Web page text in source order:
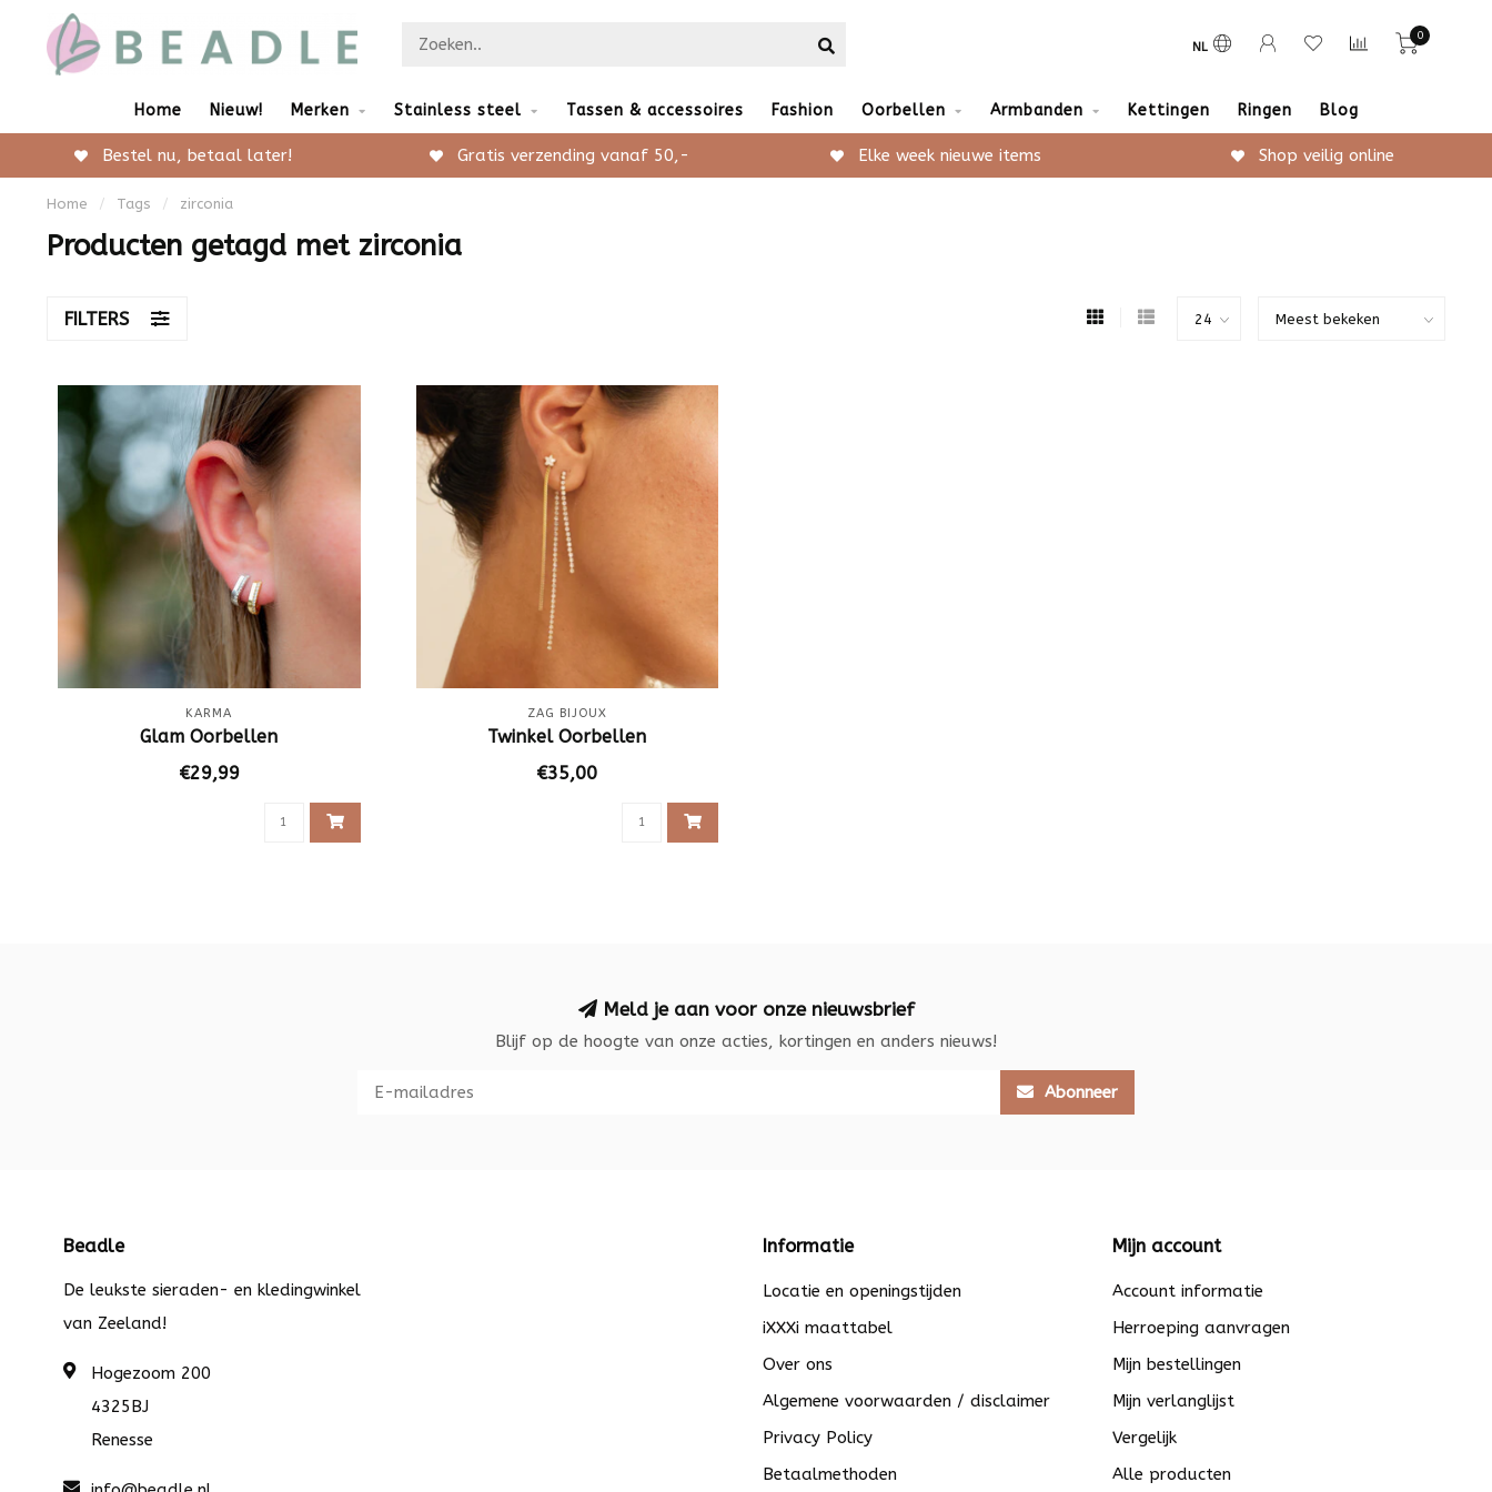
NL
0
Home Nieuw! Merken Stainless steel Tassen & accessoires Fashion Oorbellen Armbanden Kettingen Ringen Blog
Bestel nu, betaal later! Gratis verzending vanaf 50,- Elke week nieuwe items Shop veilig online
Home / Tags / zirconia
Producten getagd met zirconia
FILTERS
KARMA
Glam Oorbellen
€29,99
ZAG BIJOUX
Twinkel Oorbellen
€35,00
Meld je aan voor onze nieuwsbrief
Blijf op de hoogte van onze acties, kortingen en anders nieuws!
Abonneer
Beadle
De leukste sieraden- en kledingwinkel
van Zeeland!
Hogezoom 200
4325BJ
Renesse
Informatie
Locatie en openingstijden
iXXXi maattabel
Over ons
Algemene voorwaarden / disclaimer
Privacy Policy
Betaalmethoden
Mijn account
Account informatie
Herroeping aanvragen
Mijn bestellingen
Mijn verlanglijst
Vergelijk
Alle producten